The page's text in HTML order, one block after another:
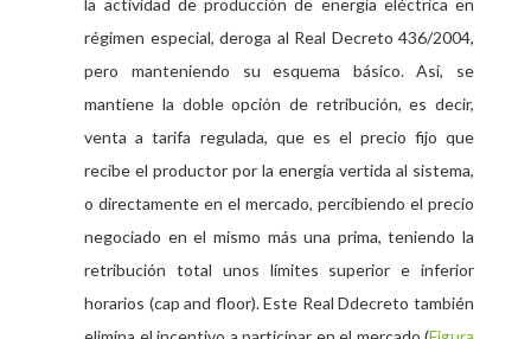
la actividad de producción de energía eléctrica en
régimen especial, deroga al Real Decreto 436/2004,
pero manteniendo su esquema básico. Así, se
mantiene la doble opción de retribución, es decir,
venta a tarifa regulada, que es el precio fijo que
recibe el productor por la energía vertida al sistema,
o directamente en el mercado, percibiendo el precio
negociado en el mismo más una prima, teniendo la
retribución total unos límites superior e inferior
horarios (cap and floor). Este Real Ddecreto también